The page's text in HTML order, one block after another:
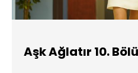
Aşk Ağlatır 10.